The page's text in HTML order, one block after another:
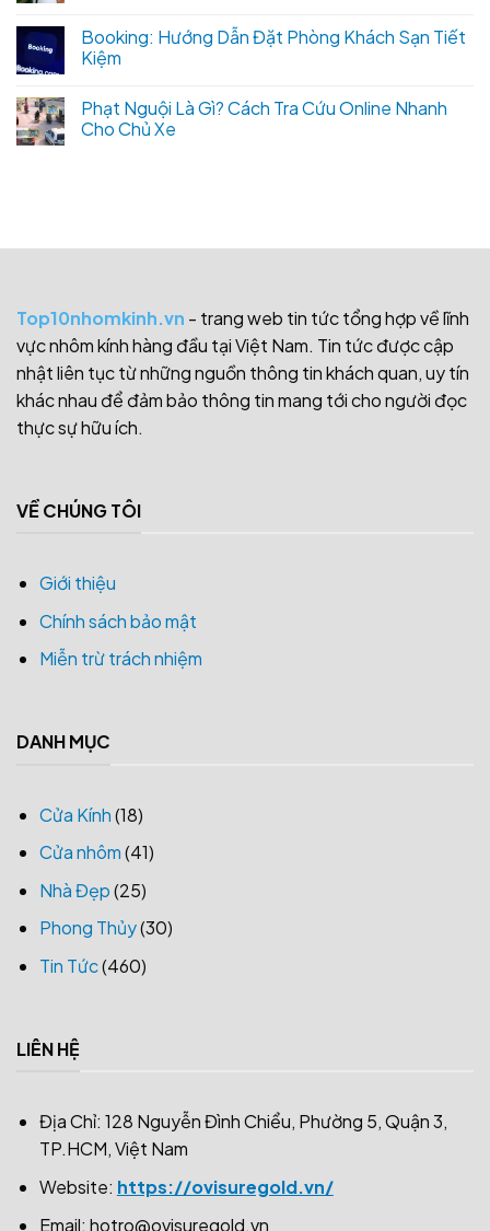
Booking: Hướng Dẫn Đặt Phòng Khách Sạn Tiết
Kiệm
Phạt Nguội Là Gì? Cách Tra Cứu Online Nhanh
Cho Chủ Xe
Top10nhomkinh.vn - trang web tin tức tổng hợp về lĩnh
vực nhôm kính hàng đầu tại Việt Nam. Tin tức được cập
nhật liên tục từ những nguồn thông tin khách quan, uy tín
khác nhau để đảm bảo thông tin mang tới cho người đọc
thực sự hữu ích.
VỀ CHÚNG TÔI
Giới thiệu
Chính sách bảo mật
Miễn trừ trách nhiệm
DANH MỤC
Cửa Kính(18)
Cửa nhôm(41)
Nhà Đẹp(25)
Phong Thủy(30)
Tin Tức(460)
LIÊN HỆ
Địa Chỉ: 128 Nguyễn Đình Chiểu, Phường 5, Quận 3,
TP.HCM, Việt Nam
Website: https://ovisuregold.vn/
Email: hotro@ovisuregold.vn